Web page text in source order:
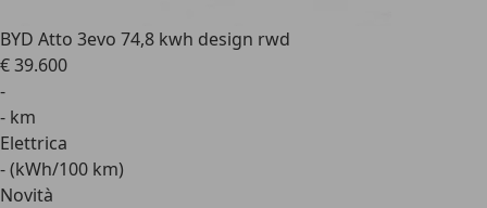
BYD Atto 3evo 74,8 kwh design rwd
€ 39.600
-
- km
Elettrica
- (kWh/100 km)
Novità